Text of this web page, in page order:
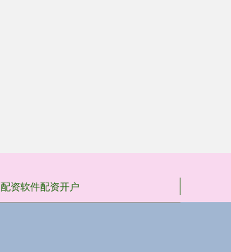
配资软件配资开户